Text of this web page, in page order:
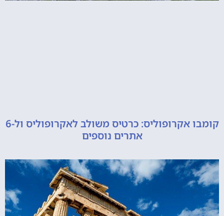
קומבו אקרופוליס: כרטיס משולב לאקרופוליס ול-6
אתרים נוספים